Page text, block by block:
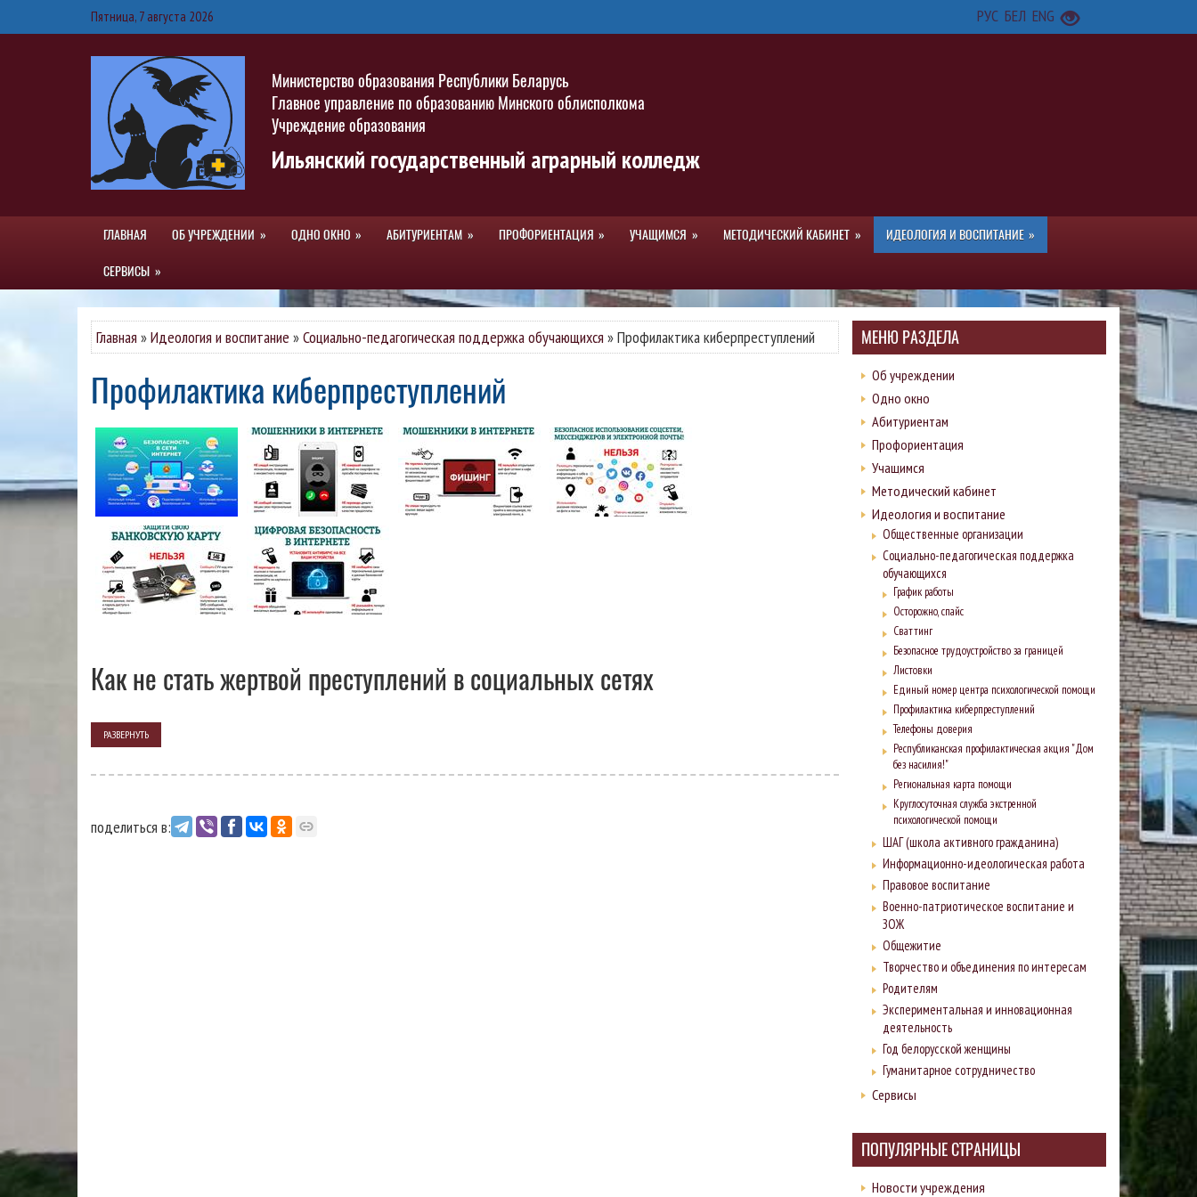
Пятница, 7 августа 2026 РУС БЕЛ ENG
Министерство образования Республики Беларусь
Главное управление по образованию Минского облисполкома
Учреждение образования
Ильянский государственный аграрный колледж
ГЛАВНАЯ ОБ УЧРЕЖДЕНИИ ОДНО ОКНО АБИТУРИЕНТАМ ПРОФОРИЕНТАЦИЯ УЧАЩИМСЯ МЕТОДИЧЕСКИЙ КАБИНЕТ ИДЕОЛОГИЯ И ВОСПИТАНИЕ
СЕРВИСЫ
Главная »Идеология и воспитание »Социально-педагогическая поддержка обучающихся »Профилактика киберпреступлений
Профилактика киберпреступлений
Как не стать жертвой преступлений в социальных сетях
РАЗВЕРНУТЬ
поделиться в:
МЕНЮ РАЗДЕЛА
Об учреждении
Одно окно
Абитуриентам
Профориентация
Учащимся
Методический кабинет
Идеология и воспитание
Общественные организации
Социально-педагогическая поддержка
обучающихся
График работы
Осторожно, спайс
Сваттинг
Безопасное трудоустройство за границей
Листовки
Единый номер центра психологической помощи
Профилактика киберпреступлений
Телефоны доверия
Республиканская профилактическая акция "Дом
без насилия!"
Региональная карта помощи
Круглосуточная служба экстренной
психологической помощи
ШАГ (школа активного гражданина)
Информационно-идеологическая работа
Правовое воспитание
Военно-патриотическое воспитание и
ЗОЖ
Общежитие
Творчество и объединения по интересам
Родителям
Экспериментальная и инновационная
деятельность
Год белорусской женщины
Гуманитарное сотрудничество
Сервисы
ПОПУЛЯРНЫЕ СТРАНИЦЫ
Новости учреждения